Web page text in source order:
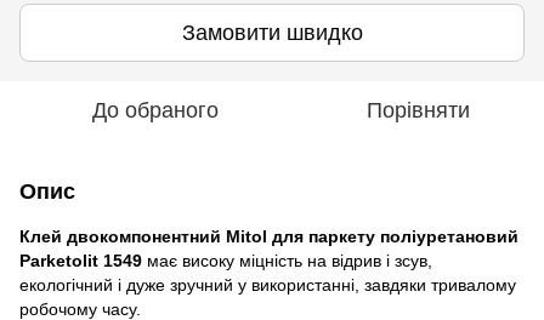
Замовити швидко
До обраного Порівняти
Опис
Клей двокомпонентний Mitol для паркету поліуретановий
Parketolit 1549 має високу міцність на відрив і зсув,
екологічний і дуже зручний у використанні, завдяки тривалому
робочому часу.